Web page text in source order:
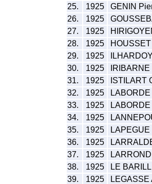
25.
1925
GENIN
26.
1925
27.
1925
28.
1925
29.
1925
30.
1925
31.
1925
ISTILART
32.
1925
33.
1925
34.
1925
35.
1925
36.
1925
37.
1925
38.
1925
LE
39.
1925
LEGASSE